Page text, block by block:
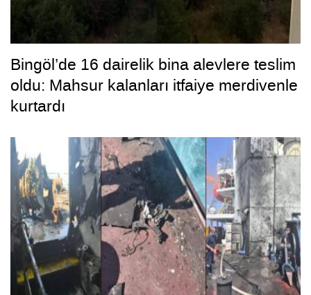
Bingöl’de 16 dairelik bina alevlere teslim
oldu: Mahsur kalanları itfaiye merdivenle
kurtardı